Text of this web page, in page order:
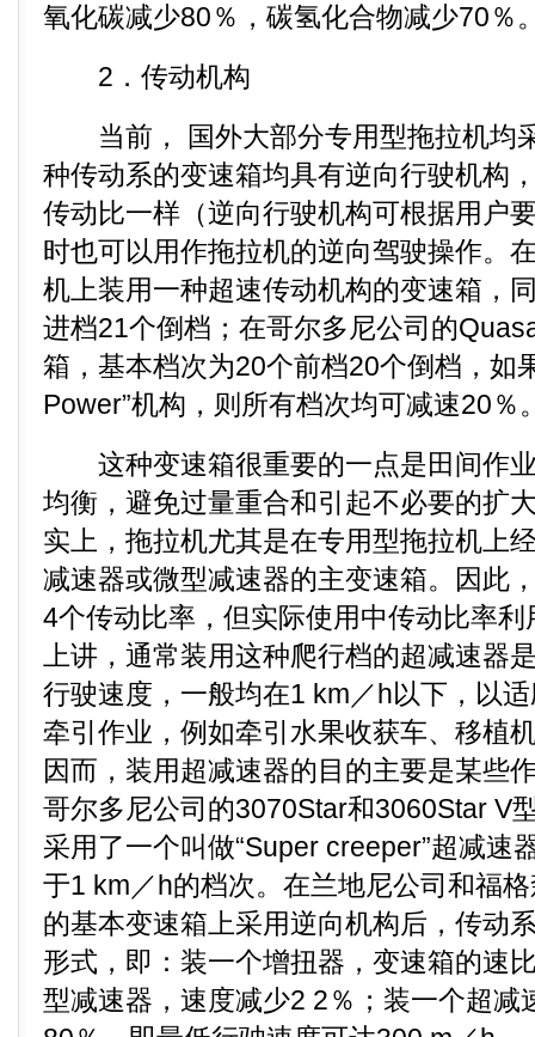
氧化碳减少80％，碳氢化合物减少70％
2．传动机构
当前， 国外大部分专用型拖拉机均
种传动系的变速箱均具有逆向行驶机构
传动比一样（逆向行驶机构可根据用户
时也可以用作拖拉机的逆向驾驶操作。
机上装用一种超速传动机构的变速箱，
进档21个倒档；在哥尔多尼公司的
箱，基本档次为20个前档20个倒档，如
Power”机构，则所有档次均可减速20％
这种变速箱很重要的一点是田间作业
均衡，避免过量重合和引起不必要的扩
实上，拖拉机尤其是在专用型拖拉机上
减速器或微型减速器的主变速箱。因此
4个传动比率，但实际使用中传动比率
上讲，通常装用这种爬行档的超减速器
行驶速度，一般均在1 km／h以下，以
牵引作业，例如牵引水果收获车、移植
因而，装用超减速器的目的主要是某些
哥尔多尼公司的3070Star和3060Star V
采用了一个叫做“Super creeper”超减速
于1 km／h的档次。在兰地尼公司和福
的基本变速箱上采用逆向机构后，传动
形式，即：装一个增扭器，变速箱的速
型减速器，速度减少2 2％；装一个超减